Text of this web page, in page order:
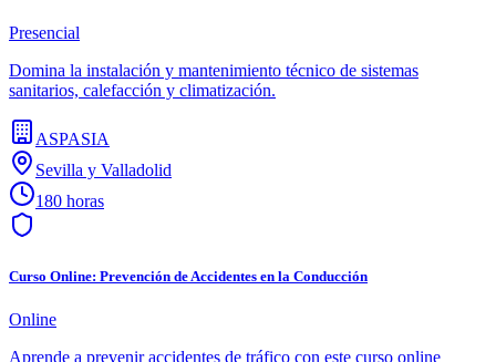
Presencial
Domina la instalación y mantenimiento técnico de sistemas
sanitarios, calefacción y climatización.
ASPASIA
Sevilla y Valladolid
180 horas
Curso Online: Prevención de Accidentes en la Conducción
Online
Aprende a prevenir accidentes de tráfico con este curso online